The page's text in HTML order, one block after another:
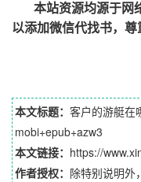
本站资源均源于网
以添加微信代找书，尊
本文标题： 客户的游艇在
mobi+epub+azw3
本文链接： https://
作者授权： 除特别说明外